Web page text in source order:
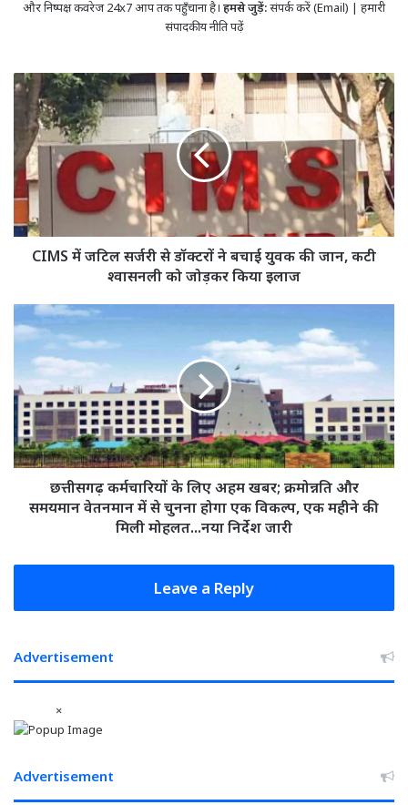
और निष्पक्ष कवरेज 24x7 आप तक पहुँचाना है। हमसे जुड़ें:संपर्क करें (Email) | हमारी
संपादकीय नीति पढ़ें
CIMS
जटिल
सर्जरी
से
डॉक्टरों
ने
बचाई
युवक
श्वासनली
को
इलाज
CIMS में जटिल सर्जरी से डॉक्टरों ने बचाई युवक की जान, कटी
श्वासनली को जोड़कर किया इलाज
छत्तीसगढ़
कर्मचारियों
अहम
खबर;
क्रमोन्नति
और
समयमान
की
जारी
छत्तीसगढ़ कर्मचारियों के लिए अहम खबर; क्रमोन्नति और
समयमान वेतनमान में से चुनना होगा एक विकल्प, एक महीने की
मिली मोहलत...नया निर्देश जारी
Leave a Reply
Advertisement
×
Advertisement